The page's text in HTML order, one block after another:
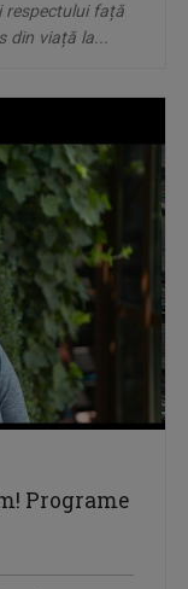
respectului față
din viață la...
Programe